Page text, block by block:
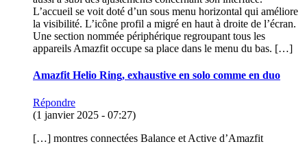
L’accueil se voit doté d’un sous menu horizontal qui améliore
la visibilité. L’icône profil a migré en haut à droite de l’écran.
Une section nommée périphérique regroupant tous les
appareils Amazfit occupe sa place dans le menu du bas. […]
Amazfit Helio Ring, exhaustive en solo comme en duo
Répondre
(1 janvier 2025 - 07:27)
[…] montres connectées Balance et Active d’Amazfit